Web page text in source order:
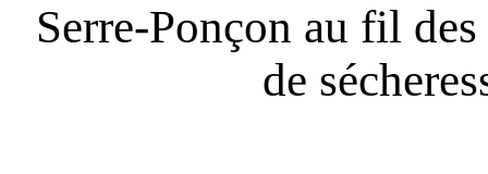
Serre-Ponçon au fil
de